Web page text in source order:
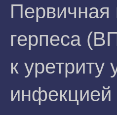
Первичная
герпеса
к
инфекцией